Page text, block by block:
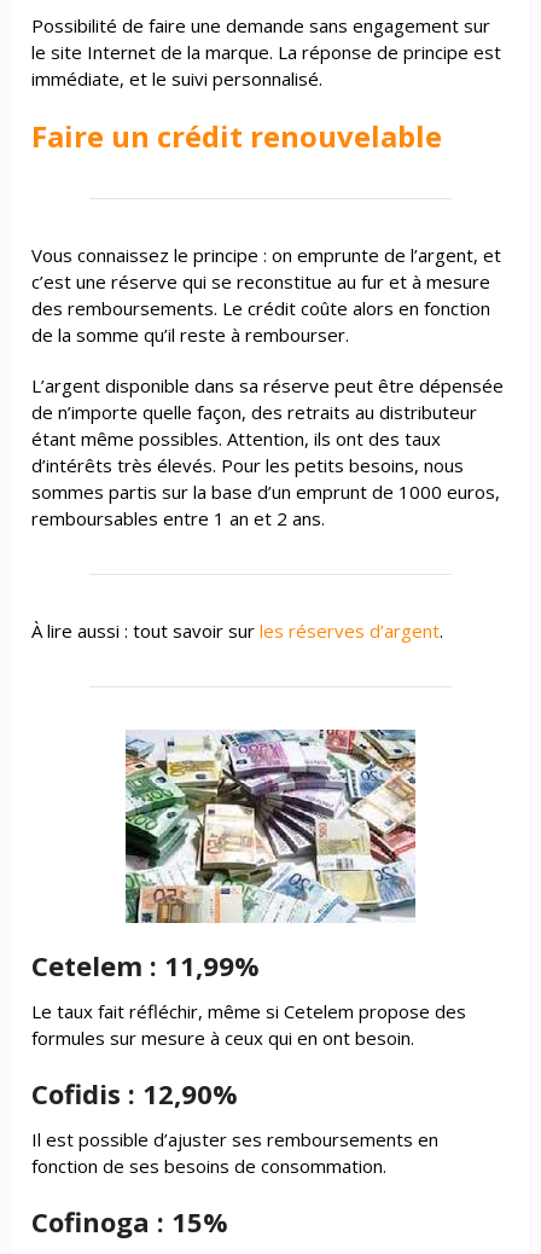
Possibilité de faire une demande sans engagement sur
le site Internet de la marque. La réponse de principe est
immédiate, et le suivi personnalisé.
Faire un crédit renouvelable
Vous connaissez le principe : on emprunte de l’argent, et
c’est une réserve qui se reconstitue au fur et à mesure
des remboursements. Le crédit coûte alors en fonction
de la somme qu’il reste à rembourser.
L’argent disponible dans sa réserve peut être dépensée
de n’importe quelle façon, des retraits au distributeur
étant même possibles. Attention, ils ont des taux
d’intérêts très élevés. Pour les petits besoins, nous
sommes partis sur la base d’un emprunt de 1000 euros,
remboursables entre 1 an et 2 ans.
À lire aussi : tout savoir surles réserves d’argent.
Cetelem : 11,99%
Le taux fait réfléchir, même si Cetelem propose des
formules sur mesure à ceux qui en ont besoin.
Cofidis : 12,90%
Il est possible d’ajuster ses remboursements en
fonction de ses besoins de consommation.
Cofinoga : 15%